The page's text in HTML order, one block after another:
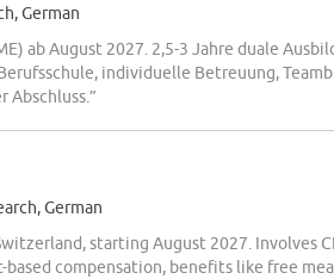
German
ab August 2027. 2,5-3 Jahre duale
individuelle Betreuung,
Abschluss.”
German
starting August 2027. Involves
compensation, benefits like free